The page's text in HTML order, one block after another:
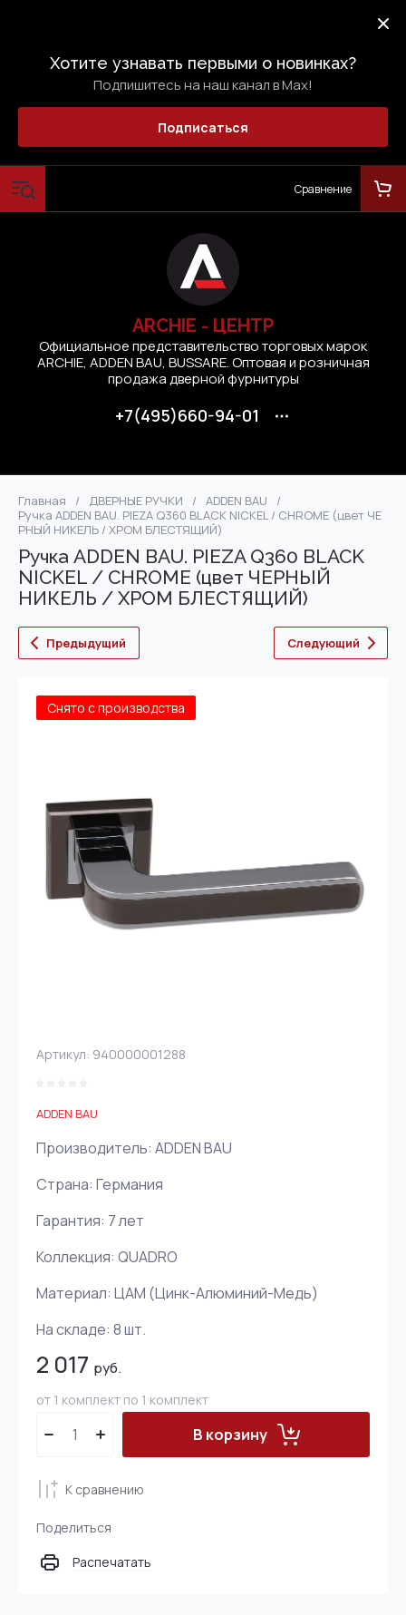
Хотите узнавать первыми о новинках?
Подпишитесь на наш канал в Max!
Подписаться
ARCHIE - ЦЕНТР
Официальное представительство торговых марок
ARCHIE, ADDEN BAU, BUSSARE. Оптовая и розничная
продажа дверной фурнитуры
+7(495)660-94-01
Сравнение
Главная / ДВЕРНЫЕ РУЧКИ / ADDEN BAU
/
Ручка ADDEN BAU. PIEZA Q360 BLACK NICKEL / CHROME (цвет ЧЕ
РНЫЙ НИКЕЛЬ / ХРОМ БЛЕСТЯЩИЙ)
Ручка ADDEN BAU. PIEZA Q360 BLACK
NICKEL / CHROME (цвет ЧЕРНЫЙ
НИКЕЛЬ / ХРОМ БЛЕСТЯЩИЙ)
Предыдущий Следующий
Снято с производства
Артикул: 940000001288
ADDEN BAU
Производитель: ADDEN BAU
Страна: Германия
Гарантия: 7 лет
Коллекция: QUADRO
Материал: ЦАМ (Цинк-Алюминий-Медь)
На складе: 8шт.
2 017 руб.
от 1 комплект по 1 комплект
В корзину
К сравнению
Поделиться
Распечатать